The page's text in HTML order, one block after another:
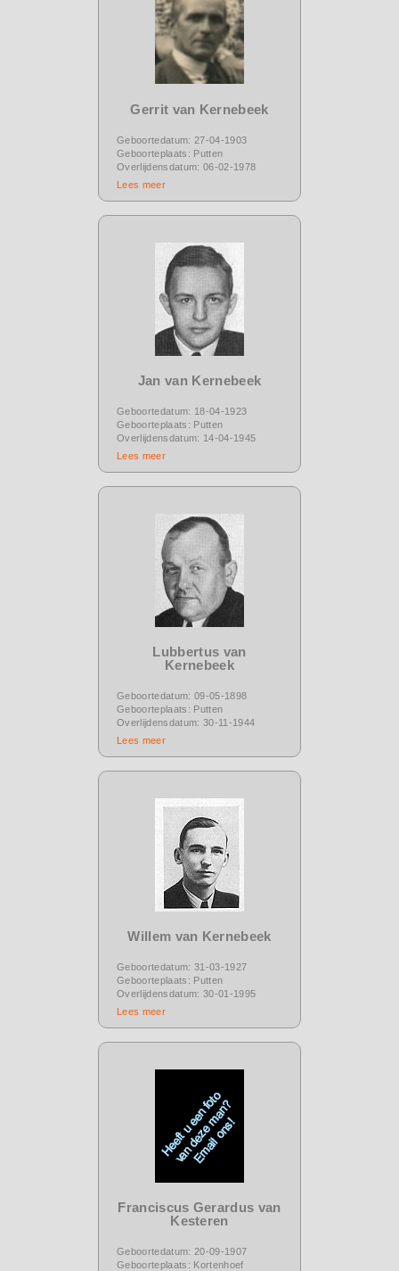
Gerrit van Kernebeek
Geboortedatum: 27-04-1903
Geboorteplaats: Putten
Overlijdensdatum: 06-02-1978
Lees meer
Jan van Kernebeek
Geboortedatum: 18-04-1923
Geboorteplaats: Putten
Overlijdensdatum: 14-04-1945
Lees meer
Lubbertus van
Kernebeek
Geboortedatum: 09-05-1898
Geboorteplaats: Putten
Overlijdensdatum: 30-11-1944
Lees meer
Willem van Kernebeek
Geboortedatum: 31-03-1927
Geboorteplaats: Putten
Overlijdensdatum: 30-01-1995
Lees meer
Franciscus Gerardus van
Kesteren
Geboortedatum: 20-09-1907
Geboorteplaats: Kortenhoef